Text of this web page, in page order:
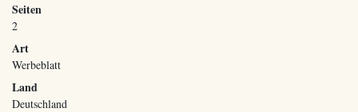
Seiten
2
Art
Werbeblatt
Land
Deutschland